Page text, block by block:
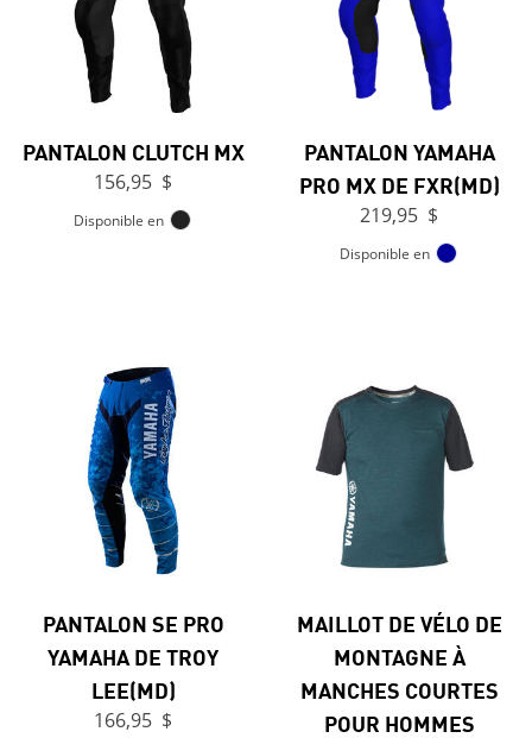
PANTALON CLUTCH MX
156,95 $
Disponible en
PANTALON YAMAHA
PRO MX DE FXR(MD)
219,95 $
Disponible en
PANTALON SE PRO
YAMAHA DE TROY
LEE(MD)
166,95 $
MAILLOT DE VÉLO DE
MONTAGNE À
MANCHES COURTES
POUR HOMMES